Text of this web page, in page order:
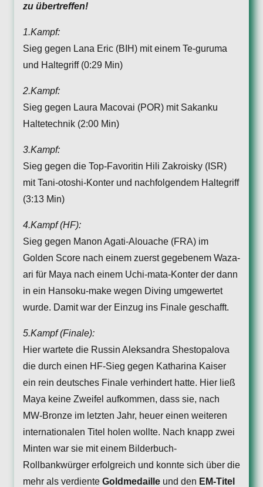
zu übertreffen!
1.Kampf:
Sieg gegen Lana Eric (BIH) mit einem Te-guruma
und Haltegriff (0:29 Min)
2.Kampf:
Sieg gegen Laura Macovai (POR) mit Sakanku
Haltetechnik (2:00 Min)
3.Kampf:
Sieg gegen die Top-Favoritin Hili Zakroisky (ISR)
mit Tani-otoshi-Konter und nachfolgendem Haltegriff
(3:13 Min)
4.Kampf (HF):
Sieg gegen Manon Agati-Alouache (FRA) im
Golden Score nach einem zuerst gegebenem Waza-
ari für Maya nach einem Uchi-mata-Konter der dann
in ein Hansoku-make wegen Diving umgewertet
wurde. Damit war der Einzug ins Finale geschafft.
5.Kampf (Finale):
Hier wartete die Russin Aleksandra Shestopalova
die durch einen HF-Sieg gegen Katharina Kaiser
ein rein deutsches Finale verhindert hatte. Hier ließ
Maya keine Zweifel aufkommen, dass sie, nach
MW-Bronze im letzten Jahr, heuer einen weiteren
internationalen Titel holen wollte. Nach knapp zwei
Minten war sie mit einem Bilderbuch-
Rollbankwürger erfolgreich und konnte sich über die
mehr als verdiente Goldmedaille und den EM-Titel